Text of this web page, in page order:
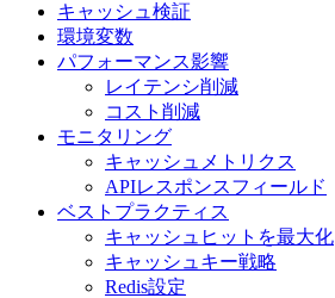
キャッシュ検証
環境変数
パフォーマンス影響
レイテンシ削減
コスト削減
モニタリング
キャッシュメトリクス
APIレスポンスフィールド
ベストプラクティス
キャッシュヒットを最大化
キャッシュキー戦略
Redis設定